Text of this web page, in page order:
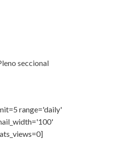
range='daily'